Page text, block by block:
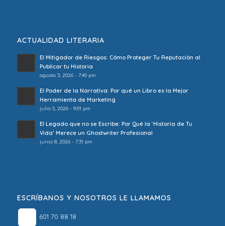
ACTUALIDAD LITERARIA
El Mitigador de Riesgos: Cómo Proteger Tu Reputación al
Publicar tu Historia
agosto 3, 2026 - 7:40 pm
El Poder de la Narrativa: Por qué un Libro es la Mejor
Herramienta de Marketing
julio 5, 2026 - 9:01 pm
El Legado que no se Escribe: Por Qué la ‘Historia de Tu
Vida’ Merece un Ghostwriter Profesional
junio 8, 2026 - 7:31 pm
ESCRÍBANOS Y NOSOTROS LE LLAMAMOS
601 70 88 18